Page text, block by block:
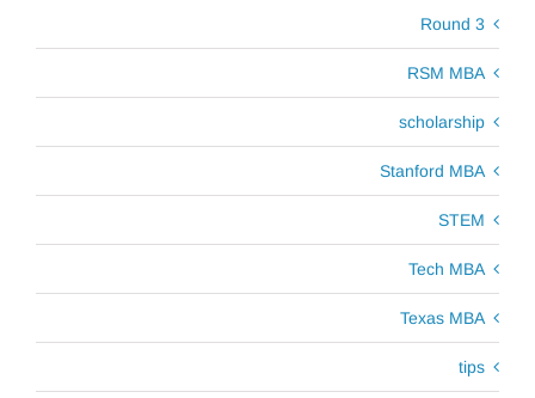
Round 3
RSM MBA
scholarship
Stanford MBA
STEM
Tech MBA
Texas MBA
tips